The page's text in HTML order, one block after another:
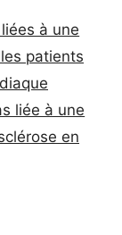
à une
patients
liée à une
en